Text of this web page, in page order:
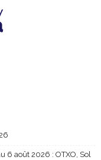
6 août 2026 : OTXO, Sol